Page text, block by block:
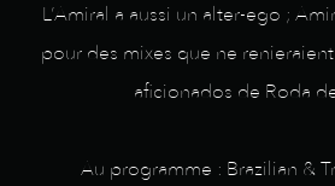
L’Amiral a aussi un alter-ego ;
pour des mixes que ne
aficionados de Roda
Au programme : Brazilian &